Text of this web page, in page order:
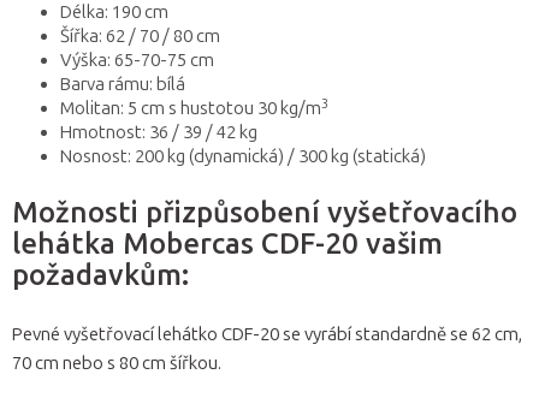
Délka: 190 cm
Šířka: 62 / 70 / 80 cm
Výška: 65-70-75 cm
Barva rámu: bílá
Molitan: 5 cm s hustotou 30 kg/m3
Hmotnost: 36 / 39 / 42 kg
Nosnost: 200 kg (dynamická) / 300 kg (statická)
Možnosti přizpůsobení vyšetřovacího
lehátka Mobercas CDF-20 vašim
požadavkům:
Pevné vyšetřovací lehátko CDF-20 se vyrábí standardně se 62 cm,
70 cm nebo s 80 cm šířkou.